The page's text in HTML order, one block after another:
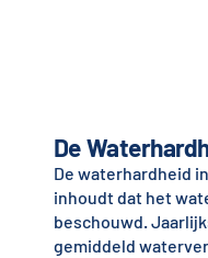
De
De waterhardheid
inhoudt dat het
beschouwd.
gemiddeld